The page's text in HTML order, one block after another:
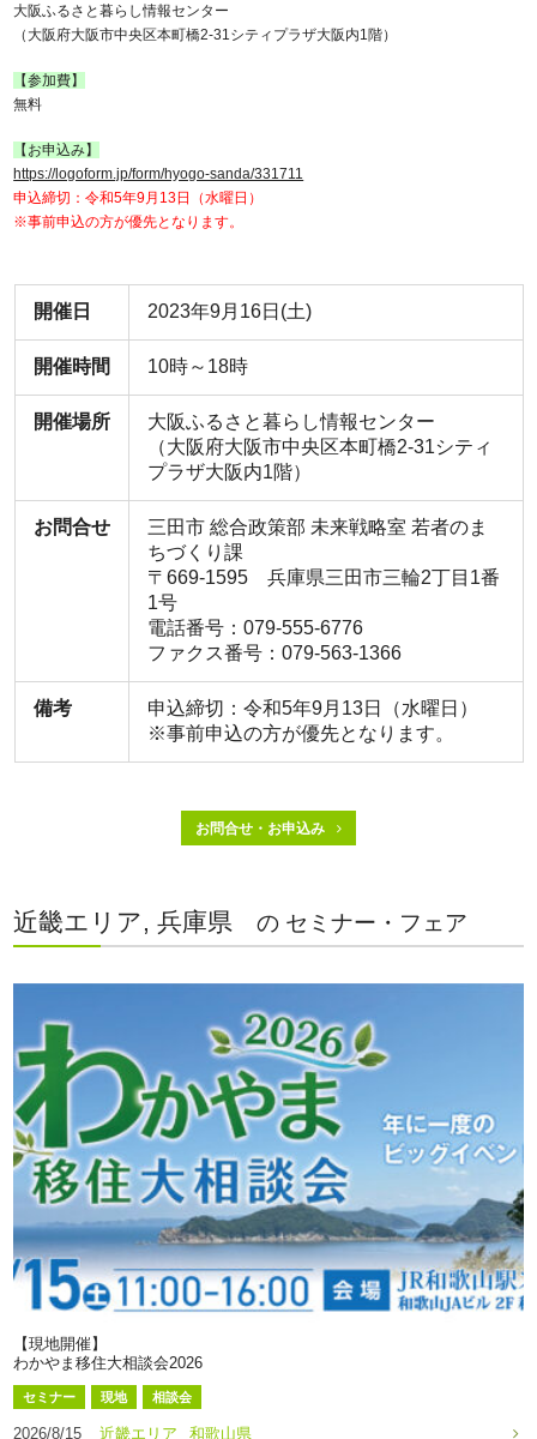
大阪ふるさと暮らし情報センター
（大阪府大阪市中央区本町橋2-31シティプラザ大阪内1階）
【参加費】
無料
【お申込み】
https://logoform.jp/form/hyogo-sanda/331711
申込締切：令和5年9月13日（水曜日）
※事前申込の方が優先となります。
開催日 2023年9月16日(土)
開催時間 10時～18時
開催場所
大阪ふるさと暮らし情報センター
（大阪府大阪市中央区本町橋2-31シティ
プラザ大阪内1階）
お問合せ
三田市 総合政策部 未来戦略室 若者のま
ちづくり課
〒669-1595 兵庫県三田市三輪2丁目1番
1号
電話番号：079-555-6776
ファクス番号：079-563-1366
備考
申込締切：令和5年9月13日（水曜日）
※事前申込の方が優先となります。
お問合せ・お申込み
近畿エリア, 兵庫県 の セミナー・フェア
【現地開催】
わかやま移住大相談会2026
セミナー 現地 相談会
2026/8/15 近畿エリア 和歌山県